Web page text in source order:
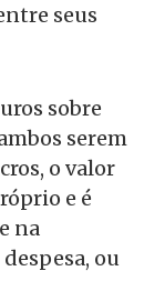
seus
sobre
serem
o valor
e é
na
ou